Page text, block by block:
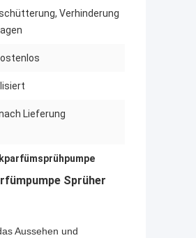
Verhinderung
Lieferung
Sprüher
Aussehen und